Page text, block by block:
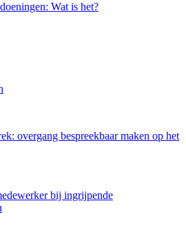
Wat is het?
overgang bespreekbaar maken op het
bij ingrijpende